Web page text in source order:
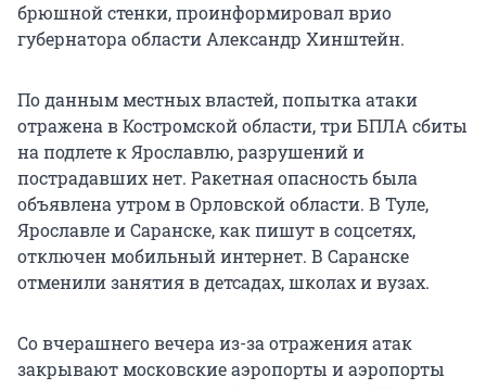
брюшной стенки, проинформировал врио
губернатора области Александр Хинштейн.
По данным местных властей, попытка атаки
отражена в Костромской области, три БПЛА сбиты
на подлете к Ярославлю, разрушений и
пострадавших нет. Ракетная опасность была
объявлена утром в Орловской области. В Туле,
Ярославле и Саранске, как пишут в соцсетях,
отключен мобильный интернет. В Саранске
отменили занятия в детсадах, школах и вузах.
Со вчерашнего вечера из-за отражения атак
закрывают московские аэропорты и аэропорты